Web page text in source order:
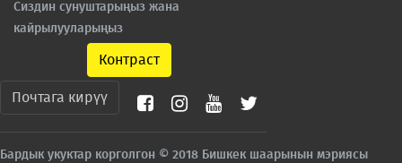
Сиздин сунуштарыңыз жана
кайрылууларыңыз
Контраст
Почтага кирүү
Бардык укуктар корголгон © 2018 Бишкек шаарынын мэриясы